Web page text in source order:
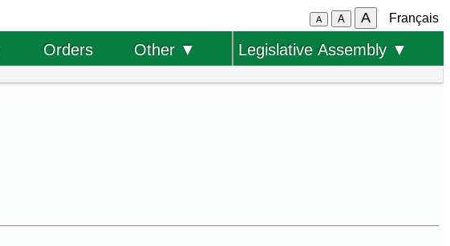
A A A Français
Orders Other ▼ Legislative Assembly ▼